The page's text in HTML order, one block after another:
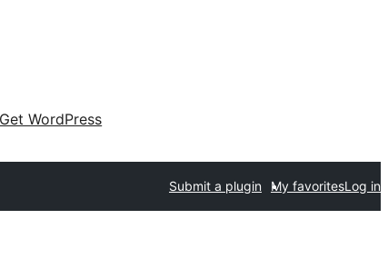
Get WordPress
Submit a plugin My favoritesLog in